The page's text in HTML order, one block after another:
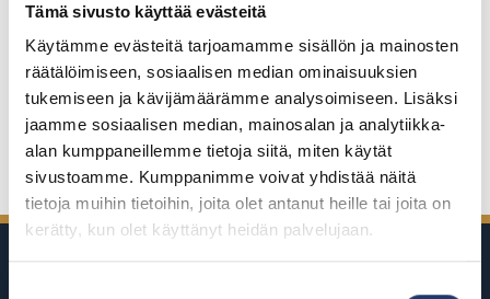
Tämä sivusto käyttää evästeitä
Käytämme evästeitä tarjoamamme sisällön ja mainosten
räätälöimiseen, sosiaalisen median ominaisuuksien
tukemiseen ja kävijämäärämme analysoimiseen. Lisäksi
jaamme sosiaalisen median, mainosalan ja analytiikka-
alan kumppaneillemme tietoja siitä, miten käytät
sivustoamme. Kumppanimme voivat yhdistää näitä
tietoja muihin tietoihin, joita olet antanut heille tai joita on
kerätty, kun olet käyttänyt heidän palvelujaan.
Hyväksy evästeet
Jaa Facebookissa
Jaa TwitterissäJaa LinkedInissäJaa WhatsAppissa